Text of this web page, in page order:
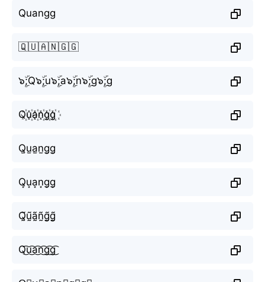
Quangg
🇶🇺🇦🇳🇬🇬
๖ۣۜ;Q๖ۣۜ;u๖ۣۜ;a๖ۣۜ;n๖ۣۜ;g๖ۣۜ;g
Q꙰u꙰a꙰n꙰g꙰g꙰
Q̫u̫a̫n̫g̫g̫
Q͙u͙a͙n͙g͙g͙
Q̰̃ṵ̃ã̰ñ̰g̰̃g̰̃
Q͜͡u͜͡a͜͡n͜͡g͜͡g͜͡